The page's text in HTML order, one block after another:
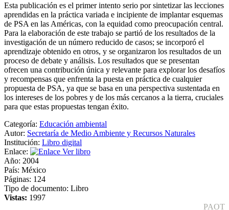
Esta publicación es el primer intento serio por sintetizar las lecciones
aprendidas en la práctica variada e incipiente de implantar esquemas
de PSA en las Américas, con la equidad como preocupación central.
Para la elaboración de este trabajo se partió de los resultados de la
investigación de un número reducido de casos; se incorporó el
aprendizaje obtenido en otros, y se organizaron los resultados de un
proceso de debate y análisis. Los resultados que se presentan
ofrecen una contribución única y relevante para explorar los desafíos
y recompensas que enfrenta la puesta en práctica de cualquier
propuesta de PSA, ya que se basa en una perspectiva sustentada en
los intereses de los pobres y de los más cercanos a la tierra, cruciales
para que estas propuestas tengan éxito.
Categoría: Educación ambiental
Autor: Secretaría de Medio Ambiente y Recursos Naturales
Institución: Libro digital
Enlace:
Ver libro
Año: 2004
País: México
Páginas: 124
Tipo de documento: Libro
Vistas: 1997
PAOT